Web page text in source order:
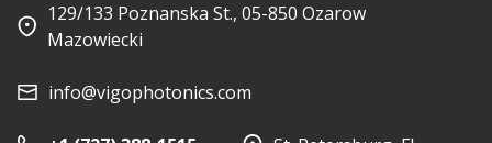
129/133 Poznanska St., 05-850 Ozarow
Mazowiecki
info@vigophotonics.com